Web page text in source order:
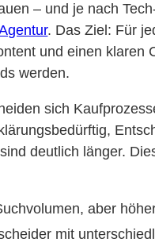
– und je nach
. Das Ziel: Für
und einen klaren
werden.
sich
deutlich länger.
aber
mit